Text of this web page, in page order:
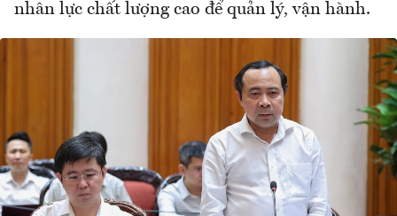
nhân lực chất lượng cao để quản lý, vận hành.